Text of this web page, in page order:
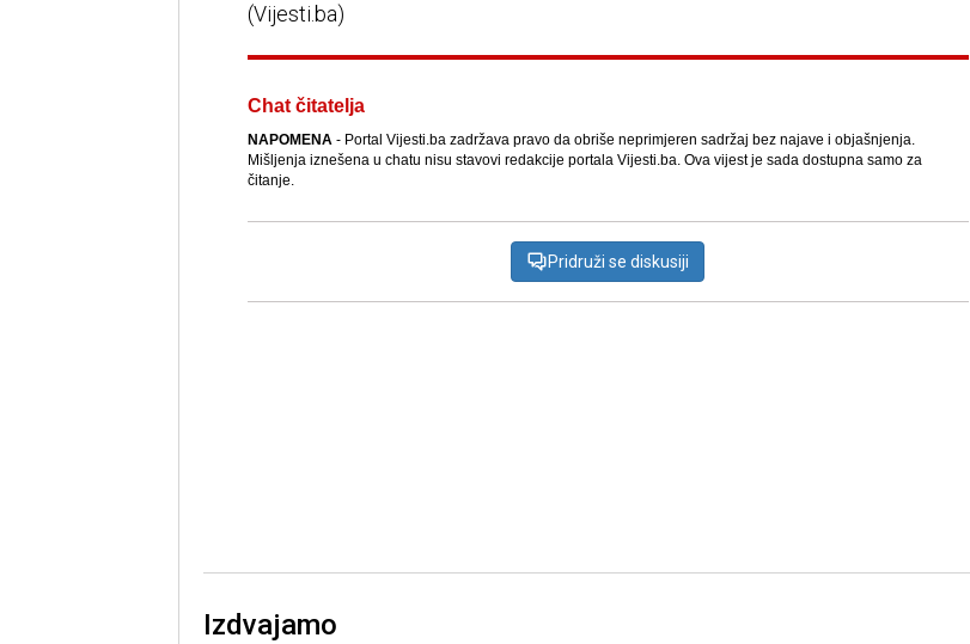
(Vijesti.ba)
Chat čitatelja
NAPOMENA- Portal Vijesti.ba zadržava pravo da obriše neprimjeren sadržaj bez najave i objašnjenja.
Mišljenja iznešena u chatu nisu stavovi redakcije portala Vijesti.ba. Ova vijest je sada dostupna samo za
čitanje.
Pridruži se diskusiji
Izdvajamo